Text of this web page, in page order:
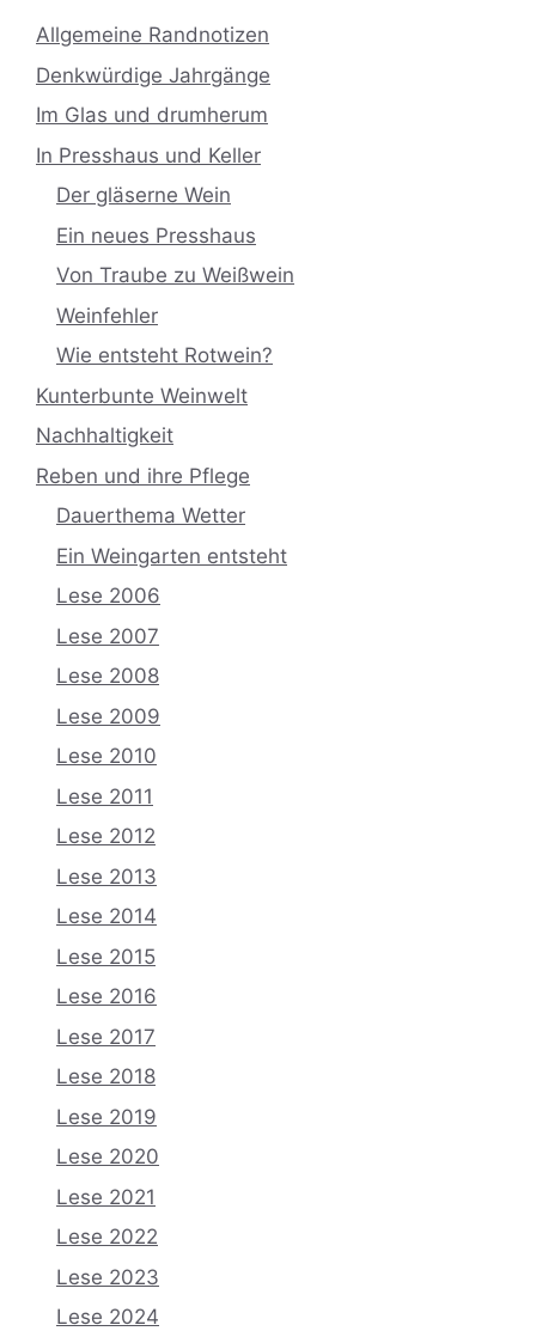
Allgemeine Randnotizen
Denkwürdige Jahrgänge
Im Glas und drumherum
In Presshaus und Keller
Der gläserne Wein
Ein neues Presshaus
Von Traube zu Weißwein
Weinfehler
Wie entsteht Rotwein?
Kunterbunte Weinwelt
Nachhaltigkeit
Reben und ihre Pflege
Dauerthema Wetter
Ein Weingarten entsteht
Lese 2006
Lese 2007
Lese 2008
Lese 2009
Lese 2010
Lese 2011
Lese 2012
Lese 2013
Lese 2014
Lese 2015
Lese 2016
Lese 2017
Lese 2018
Lese 2019
Lese 2020
Lese 2021
Lese 2022
Lese 2023
Lese 2024